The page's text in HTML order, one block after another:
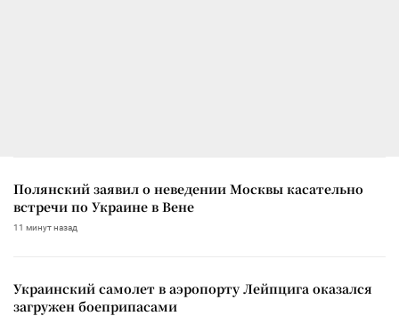
Полянский заявил о неведении Москвы касательно
встречи по Украине в Вене
11 минут назад
Украинский самолет в аэропорту Лейпцига оказался
загружен боеприпасами